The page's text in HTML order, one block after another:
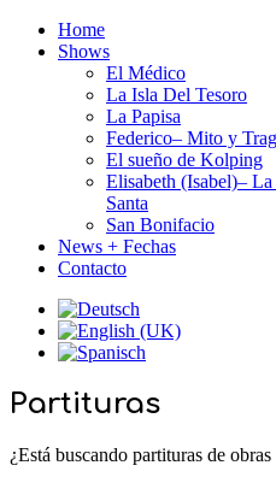
Home
Shows
El Médico
La Isla Del Tesoro
La Papisa
Federico– Mito y
El sueño de Kolping
Elisabeth (Isabel)– La
Santa
San Bonifacio
News + Fechas
Contacto
Partituras
¿Está buscando partituras de